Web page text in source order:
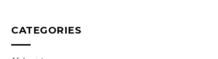
CATEGORIES